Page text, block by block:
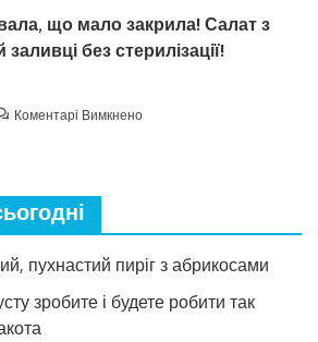
що мало закрила! Салат з
заливці без стерилізації!
Коментарі Вимкненодо
Салат
огірків
томатній
пухнастий пиріг з абрикосами
зробите і будете робити так